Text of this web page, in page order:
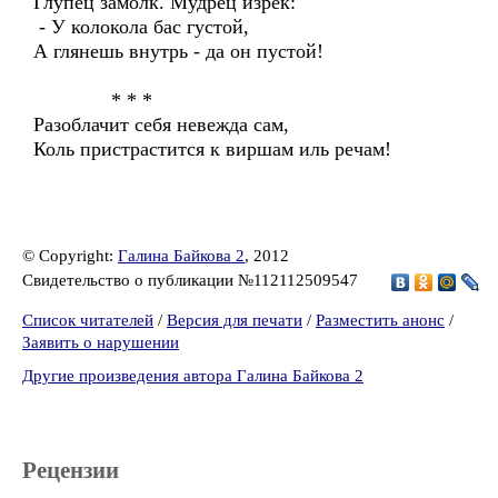
- У колокола бас густой,
А глянешь внутрь - да он пустой!
* * *
Разоблачит себя невежда сам,
Коль пристрастится к виршам иль речам!
© Copyright: Галина Байкова 2, 2012
Свидетельство о публикации №112112509547
Список читателей / Версия для печати / Разместить анонс /
Заявить о нарушении
Другие произведения автора Галина Байкова 2
Рецензии